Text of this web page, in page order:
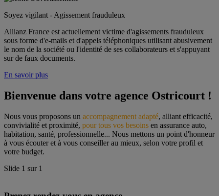
Soyez vigilant - Agissement frauduleux
Allianz France est actuellement victime d'agissements frauduleux
sous forme d'e-mails et d'appels téléphoniques utilisant abusivement
le nom de la société ou l'identité de ses collaborateurs et s'appuyant
sur de faux documents.
En savoir plus
Bienvenue dans votre agence Ostricourt !
Nous vous proposons un accompagnement adapté, alliant efficacité,
convivialité et proximité, pour tous vos besoins en assurance auto,
habitation, santé, professionnelle... Nous mettons un point d'honneur
à vous écouter et à vous conseiller au mieux, selon votre profil et
votre budget.
Slide 1 sur 1